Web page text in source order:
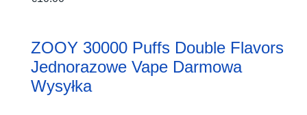
ZOOY 30000 Puffs Double Flavors
Jednorazowe Vape Darmowa
Wysyłka